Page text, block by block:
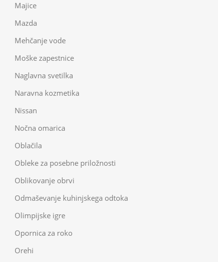
Majice
Mazda
Mehčanje vode
Moške zapestnice
Naglavna svetilka
Naravna kozmetika
Nissan
Nočna omarica
Oblačila
Obleke za posebne priložnosti
Oblikovanje obrvi
Odmaševanje kuhinjskega odtoka
Olimpijske igre
Opornica za roko
Orehi